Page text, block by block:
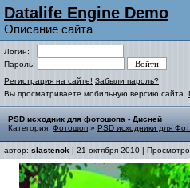
Datalife Engine Demo
Описание сайта
Логин:
Пароль:
Регистрация на сайте! Забыли пароль?
Вы просматриваете мобильную версию сайта.
PSD исходник для фотошопа - Дисней
Категория: Фотошоп » PSD исходники для
автор: slastenok | 21 октября 2010 |